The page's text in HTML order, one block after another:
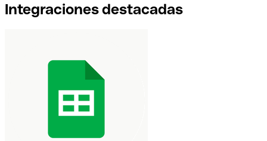
Integraciones destacadas